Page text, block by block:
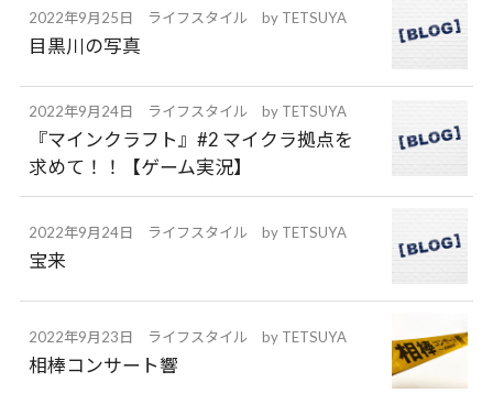
2022年9月25日 ライフスタイル by TETSUYA
目黒川の写真
2022年9月24日 ライフスタイル by TETSUYA
『マインクラフト』#2 マイクラ拠点を
求めて！！【ゲーム実況】
2022年9月24日 ライフスタイル by TETSUYA
宝来
2022年9月23日 ライフスタイル by TETSUYA
相棒コンサート響